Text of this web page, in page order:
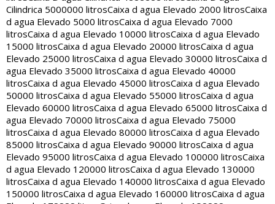
Cilindrica 5000000 litrosCaixa d agua Elevado 2000 litrosCaixa
d agua Elevado 5000 litrosCaixa d agua Elevado 7000
litrosCaixa d agua Elevado 10000 litrosCaixa d agua Elevado
15000 litrosCaixa d agua Elevado 20000 litrosCaixa d agua
Elevado 25000 litrosCaixa d agua Elevado 30000 litrosCaixa d
agua Elevado 35000 litrosCaixa d agua Elevado 40000
litrosCaixa d agua Elevado 45000 litrosCaixa d agua Elevado
50000 litrosCaixa d agua Elevado 55000 litrosCaixa d agua
Elevado 60000 litrosCaixa d agua Elevado 65000 litrosCaixa d
agua Elevado 70000 litrosCaixa d agua Elevado 75000
litrosCaixa d agua Elevado 80000 litrosCaixa d agua Elevado
85000 litrosCaixa d agua Elevado 90000 litrosCaixa d agua
Elevado 95000 litrosCaixa d agua Elevado 100000 litrosCaixa
d agua Elevado 120000 litrosCaixa d agua Elevado 130000
litrosCaixa d agua Elevado 140000 litrosCaixa d agua Elevado
150000 litrosCaixa d agua Elevado 160000 litrosCaixa d agua